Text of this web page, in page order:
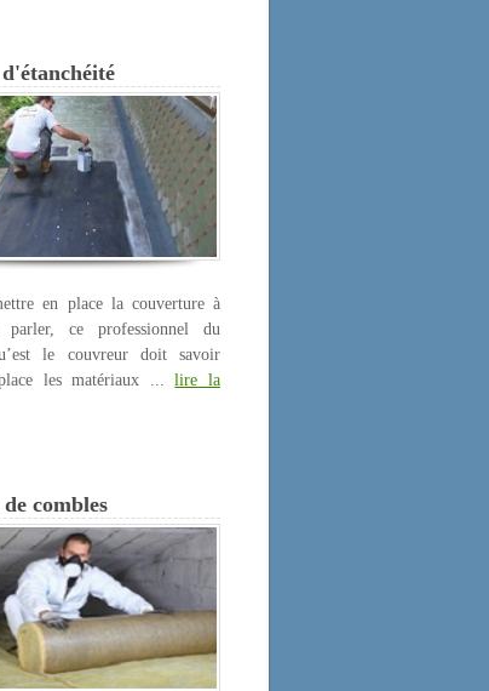
en place la couverture à
parler, ce professionnel du
le couvreur doit savoir
les matériaux ...lire la
combles